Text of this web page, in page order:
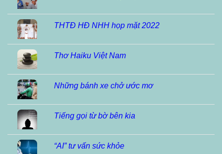
THTĐ HĐ NHH họp mặt 2022
Thơ Haiku Việt Nam
Những bánh xe chở ước mơ
Tiếng gọi từ bờ bên kia
“AI” tư vấn sức khỏe